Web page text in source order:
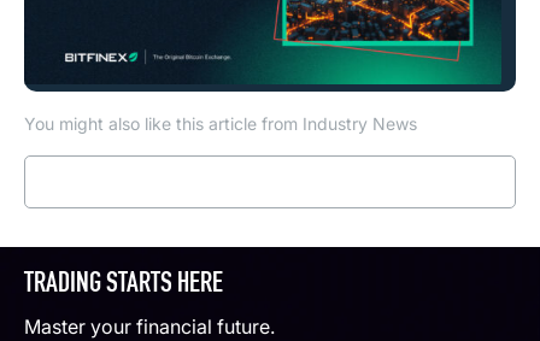
You might also like this article from Industry News
TRADING STARTS HERE
Master your financial future.